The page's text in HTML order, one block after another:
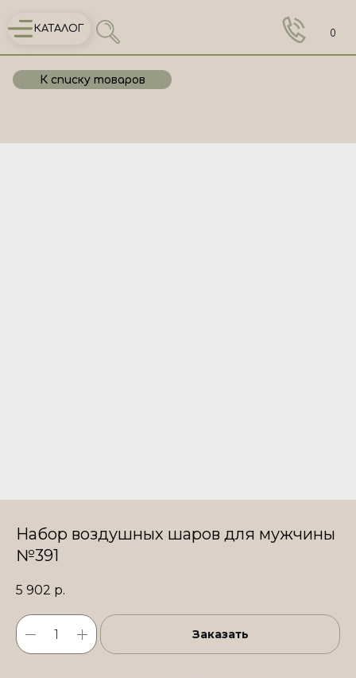
КАТАЛОГ 0
К списку товаров
Набор воздушных шаров для мужчины
№391
5 902 р.
Заказать